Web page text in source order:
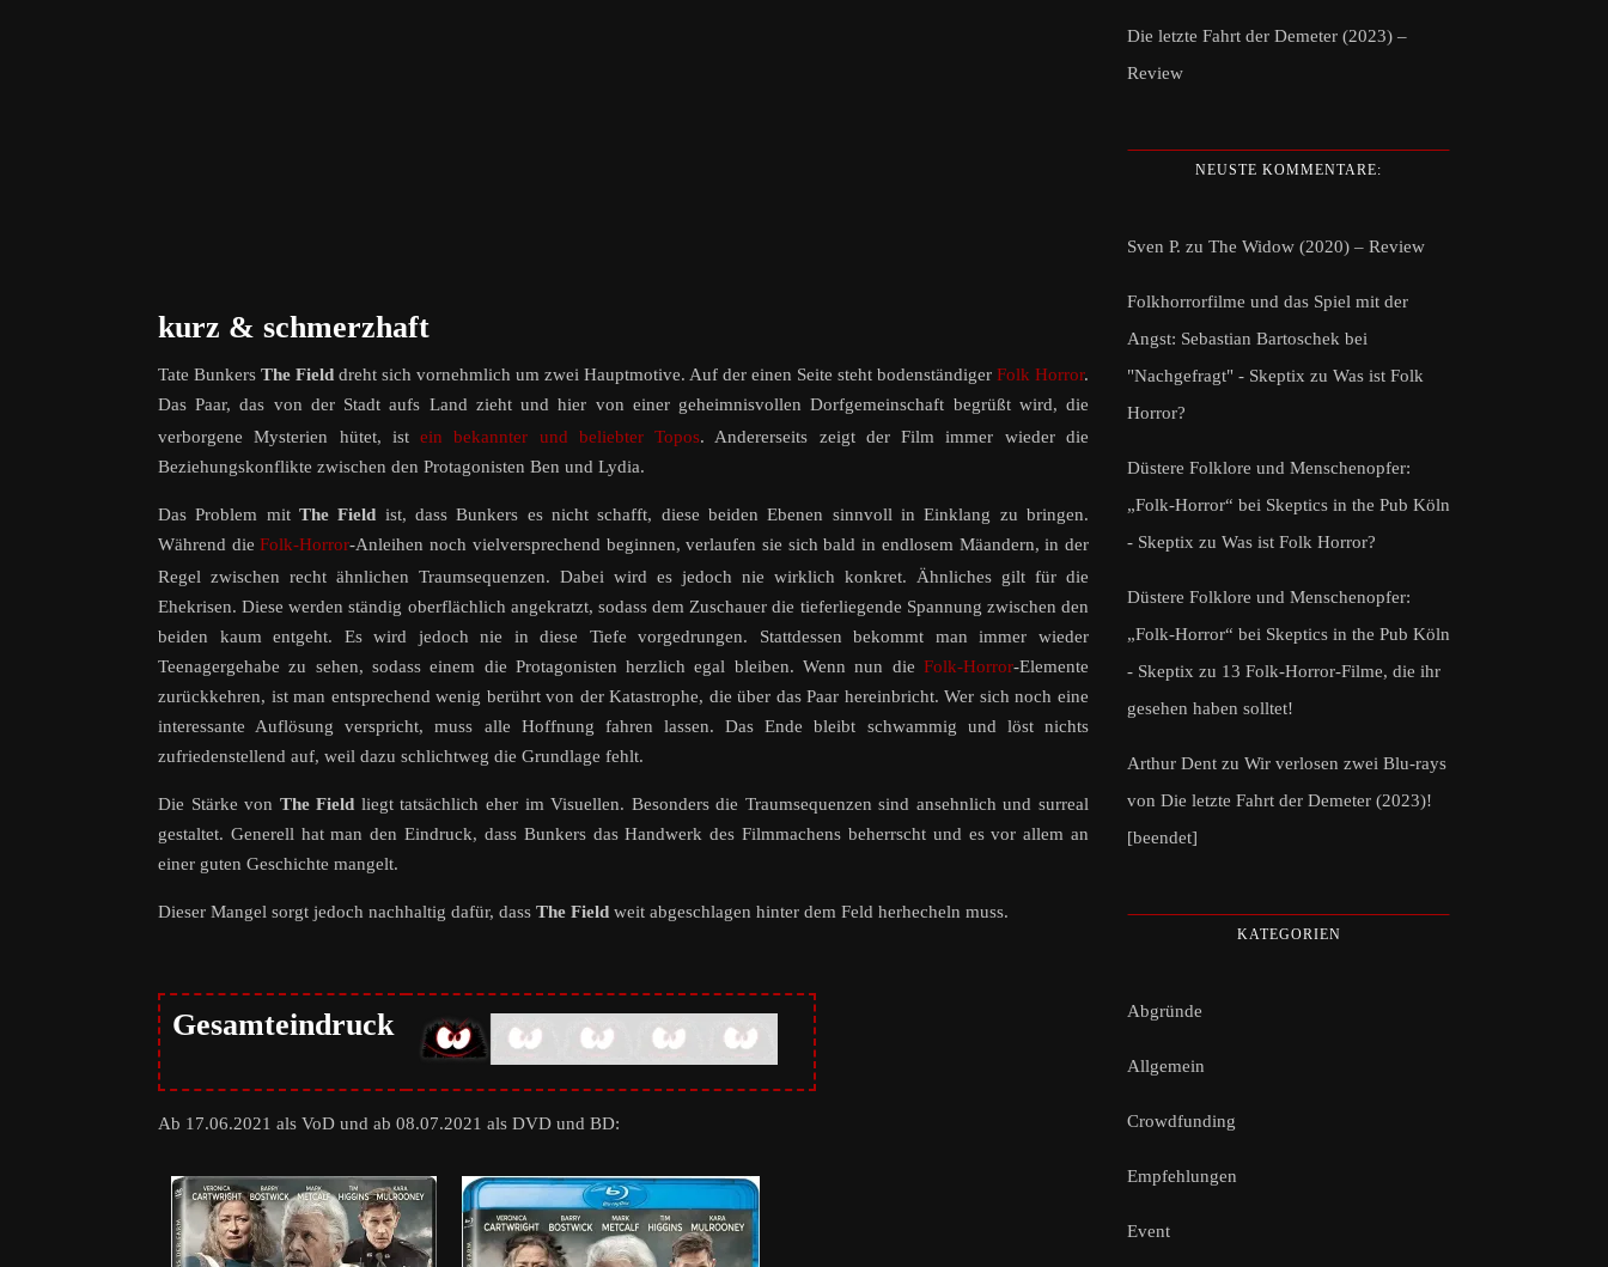
kurz & schmerzhaft
Tate Bunkers The Field dreht sich vornehmlich um zwei Hauptmotive. Auf der einen Seite steht bodenständiger Folk Horror.
Das Paar, das von der Stadt aufs Land zieht und hier von einer geheimnisvollen Dorfgemeinschaft begrüßt wird, die
verborgene Mysterien hütet, istein bekannter und beliebter Topos. Andererseits zeigt der Film immer wieder die
Beziehungskonflikte zwischen den Protagonisten Ben und Lydia.
Das Problem mit The Field ist, dass Bunkers es nicht schafft, diese beiden Ebenen sinnvoll in Einklang zu bringen.
Während dieFolk-Horror-Anleihennoch vielversprechend beginnen, verlaufen sie sich bald in endlosem Mäandern, in der
Regel zwischen recht ähnlichen Traumsequenzen. Dabei wird es jedoch nie wirklich konkret. Ähnliches gilt für die
Ehekrisen. Diese werden ständig oberflächlich angekratzt, sodass dem Zuschauer die tieferliegende Spannung zwischen den
beiden kaum entgeht. Es wird jedoch nie in diese Tiefe vorgedrungen. Stattdessen bekommt man immer wieder
Teenagergehabe zu sehen, sodass einem die Protagonisten herzlich egal bleiben. Wenn nun die Folk-Horror-Elemente
zurückkehren, ist man entsprechend wenig berührt von der Katastrophe, die über das Paar hereinbricht. Wer sich noch eine
interessante Auflösung verspricht, muss alle Hoffnung fahren lassen. Das Ende bleibt schwammig und löst nichts
zufriedenstellend auf, weil dazu schlichtweg die Grundlage fehlt.
Die Stärke von The Field liegt tatsächlich eher im Visuellen. Besonders die Traumsequenzen sind ansehnlich und surreal
gestaltet. Generell hat man den Eindruck, dass Bunkers das Handwerk des Filmmachens beherrscht und es vor allem an
einer guten Geschichte mangelt.
Dieser Mangel sorgt jedoch nachhaltig dafür, dass The Field weit abgeschlagen hinter dem Feld herhecheln muss.
Gesamteindruck
Ab 17.06.2021 als VoD und ab 08.07.2021 als DVD und BD:
Die letzte Fahrt der Demeter (2023) –
Review
NEUSTE KOMMENTARE:
Sven P. zu The Widow (2020) – Review
Folkhorrorfilme und das Spiel mit der
Angst: Sebastian Bartoschek bei
"Nachgefragt" - Skeptix zu Was ist Folk
Horror?
Düstere Folklore und Menschenopfer:
„Folk-Horror“ bei Skeptics in the Pub Köln
- Skeptix zu Was ist Folk Horror?
Düstere Folklore und Menschenopfer:
„Folk-Horror“ bei Skeptics in the Pub Köln
- Skeptix zu 13 Folk-Horror-Filme, die ihr
gesehen haben solltet!
Arthur Dent zu Wir verlosen zwei Blu-rays
von Die letzte Fahrt der Demeter (2023)!
[beendet]
KATEGORIEN
Abgründe
Allgemein
Crowdfunding
Empfehlungen
Event